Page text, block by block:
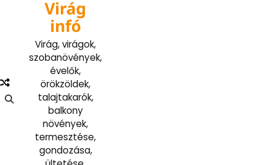
Virág
infó
Virág, virágok,
szobanövények,
évelők,
örökzöldek,
talajtakarók,
balkony
növények,
termesztése,
gondozása,